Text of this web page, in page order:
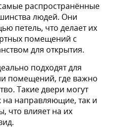
распространённые
людей. Они
петель, что делает их
помещений с
для открытия.
подходят для
помещений, где важно
Такие двери могут
на направляющие, так и
что влияет на их